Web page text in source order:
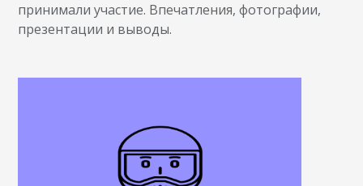
принимали участие. Впечатления, фотографии,
презентации и выводы.